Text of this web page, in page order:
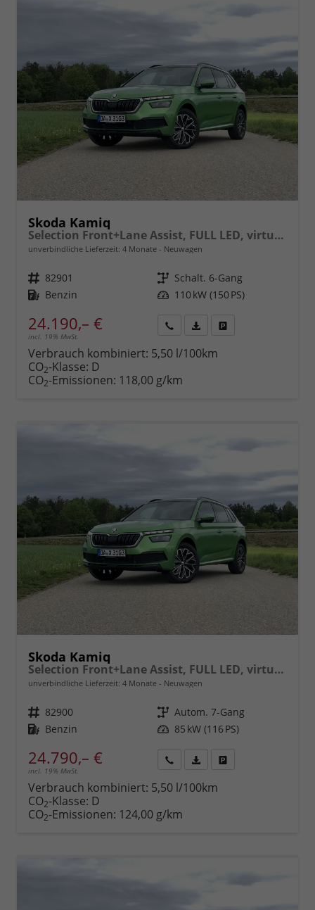
Skoda Kamiq
Selection Front+Lane Assist, FULL LED, virtuelles Cockpit, , Climatronic, Parksensoren, ISOFIX, el. Fensterheber, Tempomat, Sitzhzg. uvm.
unverbindliche Lieferzeit: 4 Monate Neuwagen
Fahrzeugnr. 82901 Getriebe Schalt. 6-Gang
Kraftstoff Benzin Leistung 110 kW (150 PS)
24.190,– €
incl. 19% MwSt.
anfordern
Datei,
Verbrauch kombiniert: 5,50 l/100km
CO2-Klasse: D
CO2-Emissionen: 118,00 g/km
Skoda Kamiq
Selection Front+Lane Assist, FULL LED, virtuelles Cockpit, , Climatronic, Parksensoren, ISOFIX, el. Fensterheber, Tempomat, Sitzhzg. uvm.
unverbindliche Lieferzeit: 4 Monate Neuwagen
Fahrzeugnr. 82900 Getriebe Autom. 7-Gang
Kraftstoff Benzin Leistung 85 kW (116 PS)
24.790,– €
incl. 19% MwSt.
anfordern
Datei,
Verbrauch kombiniert: 5,50 l/100km
CO2-Klasse: D
CO2-Emissionen: 124,00 g/km